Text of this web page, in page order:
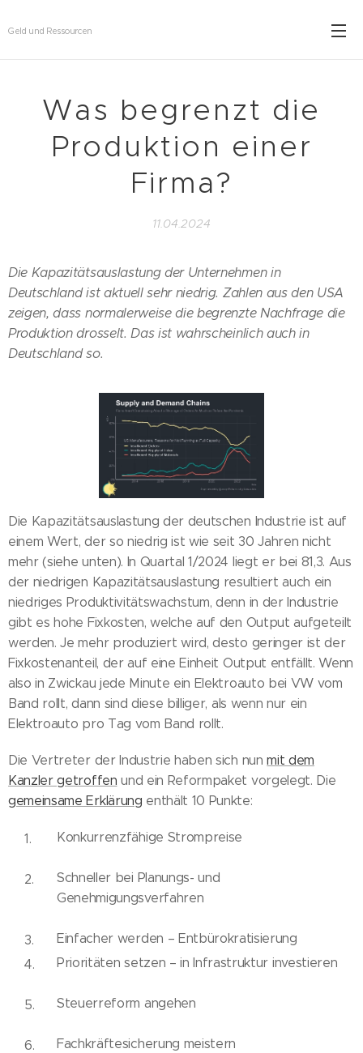
Geld und Ressourcen
Was begrenzt die
Produktion einer
Firma?
11.04.2024
Die Kapazitätsauslastung der Unternehmen in
Deutschland ist aktuell sehr niedrig. Zahlen aus den USA
zeigen, dass normalerweise die begrenzte Nachfrage die
Produktion drosselt. Das ist wahrscheinlich auch in
Deutschland so.
Die Kapazitätsauslastung der deutschen Industrie ist auf
einem Wert, der so niedrig ist wie seit 30 Jahren nicht
mehr (siehe unten). In Quartal 1/2024 liegt er bei 81,3. Aus
der niedrigen Kapazitätsauslastung resultiert auch ein
niedriges Produktivitätswachstum, denn in der Industrie
gibt es hohe Fixkosten, welche auf den Output aufgeteilt
werden. Je mehr produziert wird, desto geringer ist der
Fixkostenanteil, der auf eine Einheit Output entfällt. Wenn
also in Zwickau jede Minute ein Elektroauto bei VW vom
Band rollt, dann sind diese billiger, als wenn nur ein
Elektroauto pro Tag vom Band rollt.
Die Vertreter der Industrie haben sich nunmit dem
Kanzler getroffen und ein Reformpaket vorgelegt. Die
gemeinsame Erklärung enthält 10 Punkte:
Konkurrenzfähige Strompreise
Schneller bei Planungs- und
Genehmigungsverfahren
Einfacher werden – Entbürokratisierung
Prioritäten setzen – in Infrastruktur investieren
Steuerreform angehen
Fachkräftesicherung meistern